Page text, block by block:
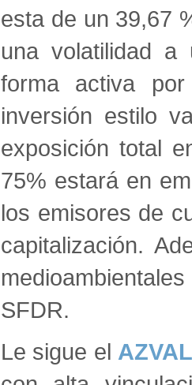
esta de un 39,67
una volatilidad
forma activa
inversión estilo
exposición total
75% estará en
los emisores de
capitalización.
SFDR.
Le sigue el